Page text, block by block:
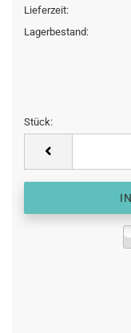
Lieferzeit:
Lagerbestand:
Stück: